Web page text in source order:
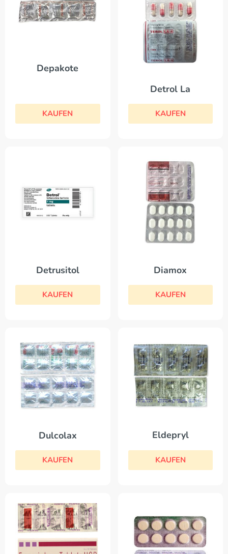
Depakote
KAUFEN
Detrol La
KAUFEN
Detrusitol
KAUFEN
Diamox
KAUFEN
Dulcolax
KAUFEN
Eldepryl
KAUFEN